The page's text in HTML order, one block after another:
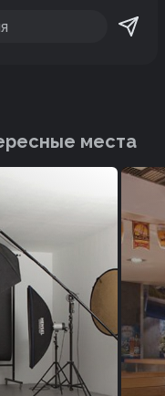
места